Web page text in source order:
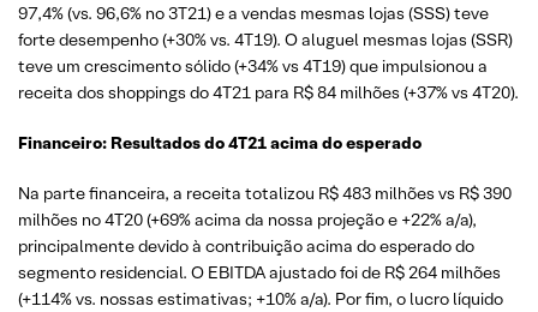
97,4% (vs. 96,6% no 3T21) e a vendas mesmas lojas (SSS) teve
forte desempenho (+30% vs. 4T19). O aluguel mesmas lojas (SSR)
teve um crescimento sólido (+34% vs 4T19) que impulsionou a
receita dos shoppings do 4T21 para R$ 84 milhões (+37% vs 4T20).
Financeiro: Resultados do 4T21 acima do esperado
Na parte financeira, a receita totalizou R$ 483 milhões vs R$ 390
milhões no 4T20 (+69% acima da nossa projeção e +22% a/a),
principalmente devido à contribuição acima do esperado do
segmento residencial. O EBITDA ajustado foi de R$ 264 milhões
(+114% vs. nossas estimativas; +10% a/a). Por fim, o lucro líquido